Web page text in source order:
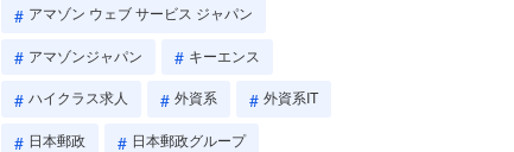
アマゾン ウェブ サービス ジャパン
アマゾンジャパン キーエンス
ハイクラス求人 外資系 外資系IT
日本郵政 日本郵政グループ